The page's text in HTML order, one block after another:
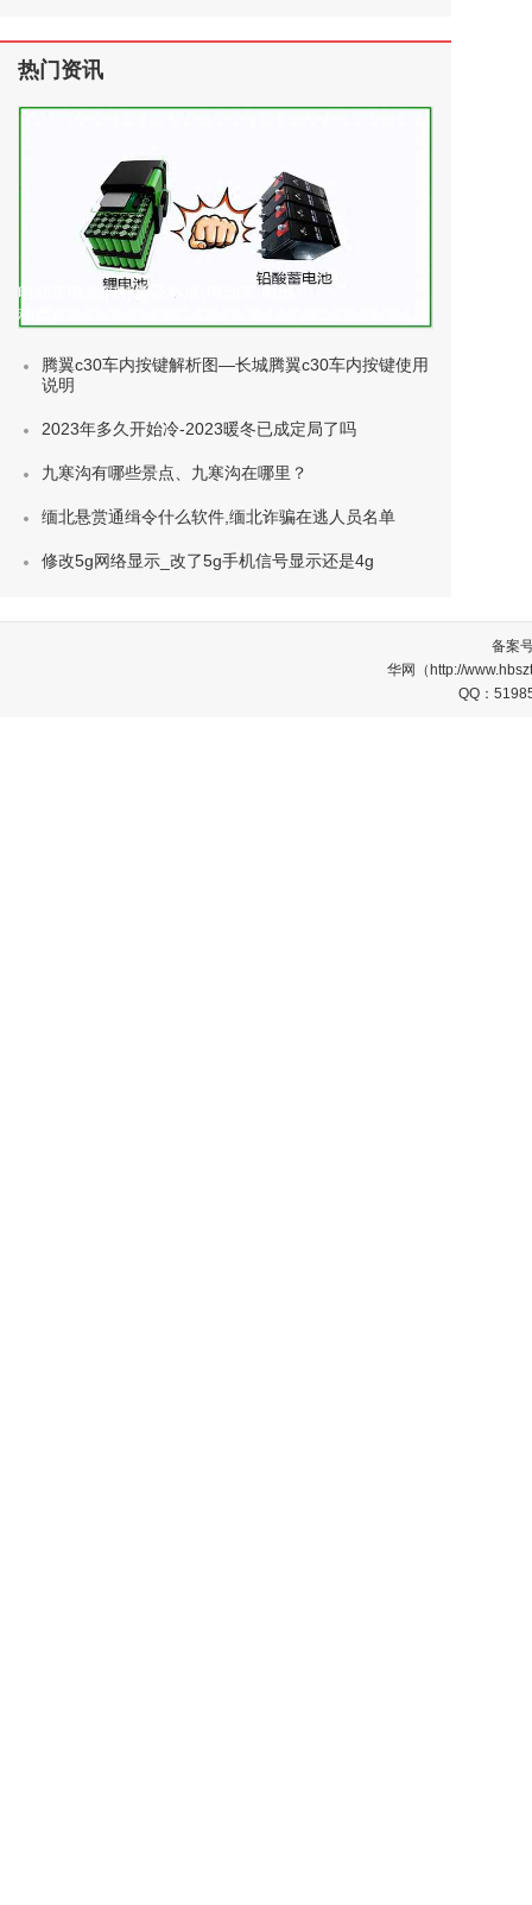
热门资讯
电动车电池的种类及标准(电动车 电池
种类)
腾翼c30车内按键解析图—长城腾翼c30车内按键使用
说明
2023年多久开始冷-2023暖冬已成定局了吗
九寒沟有哪些景点、九寒沟在哪里？
缅北悬赏通缉令什么软件,缅北诈骗在逃人员名单
修改5g网络显示_改了5g手机信号显示还是4g
备案
华网（http://
QQ：